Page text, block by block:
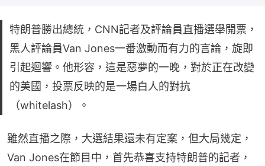
特朗普勝出總統，CNN記者及評論員直播選舉開票，
黑人評論員Van Jones一番激動而有力的言論，旋即
引起迴響。他形容，這是惡夢的一晚，對於正在改變
的美國，投票反映的是一場白人的對抗
（whitelash）。
雖然直播之際，大選結果還未有定案，但大局幾定，
Van Jones在節目中，首先恭喜支持特朗普的記者，